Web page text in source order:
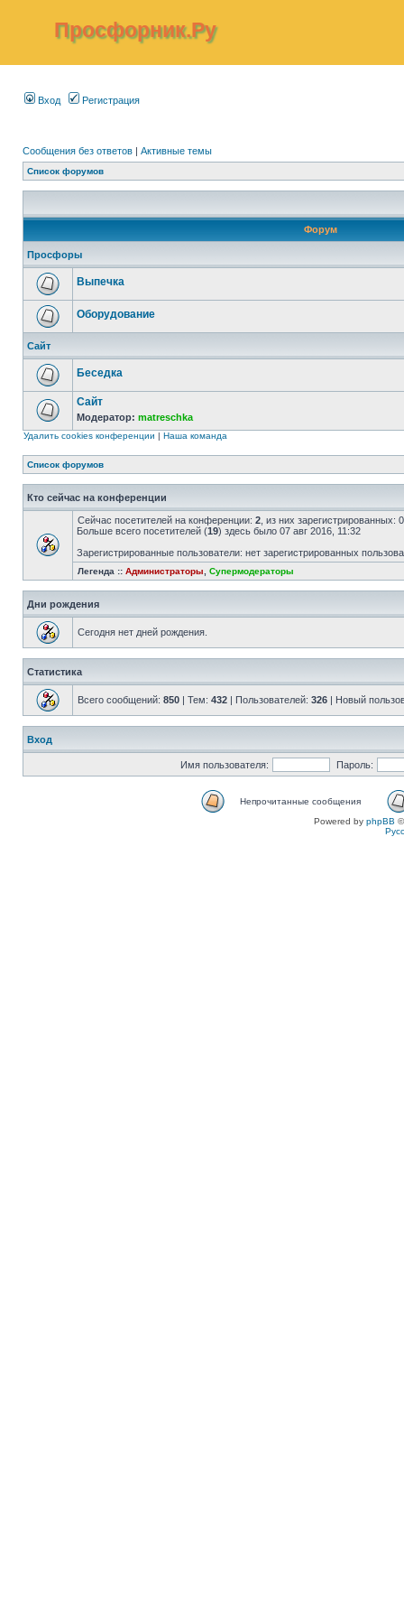
Просфорник.Ру
Вход Регистрация
Сообщения без ответов | Активные темы
Список форумов
Форум
Просфоры
Выпечка
Оборудование
Сайт
Беседка
Сайт
Модератор: matreschka
Удалить cookies конференции | Наша команда
Список форумов
Кто сейчас на конференции
Сейчас посетителей на конференции: 2 , из них
Больше всего посетителей (19) здесь было 07 авг 2016, 11:32
Зарегистрированные пользователи: нет зарегистрированных
Легенда :: Администраторы Супермодераторы
Дни рождения
Сегодня нет дней рождения.
Статистика
Всего сообщений: 850 | Тем: 432 | Пользователей: 326 | Новый
Вход
Имя пользователя: Пароль:
Непрочитанные сообщения
Powered by phpBB